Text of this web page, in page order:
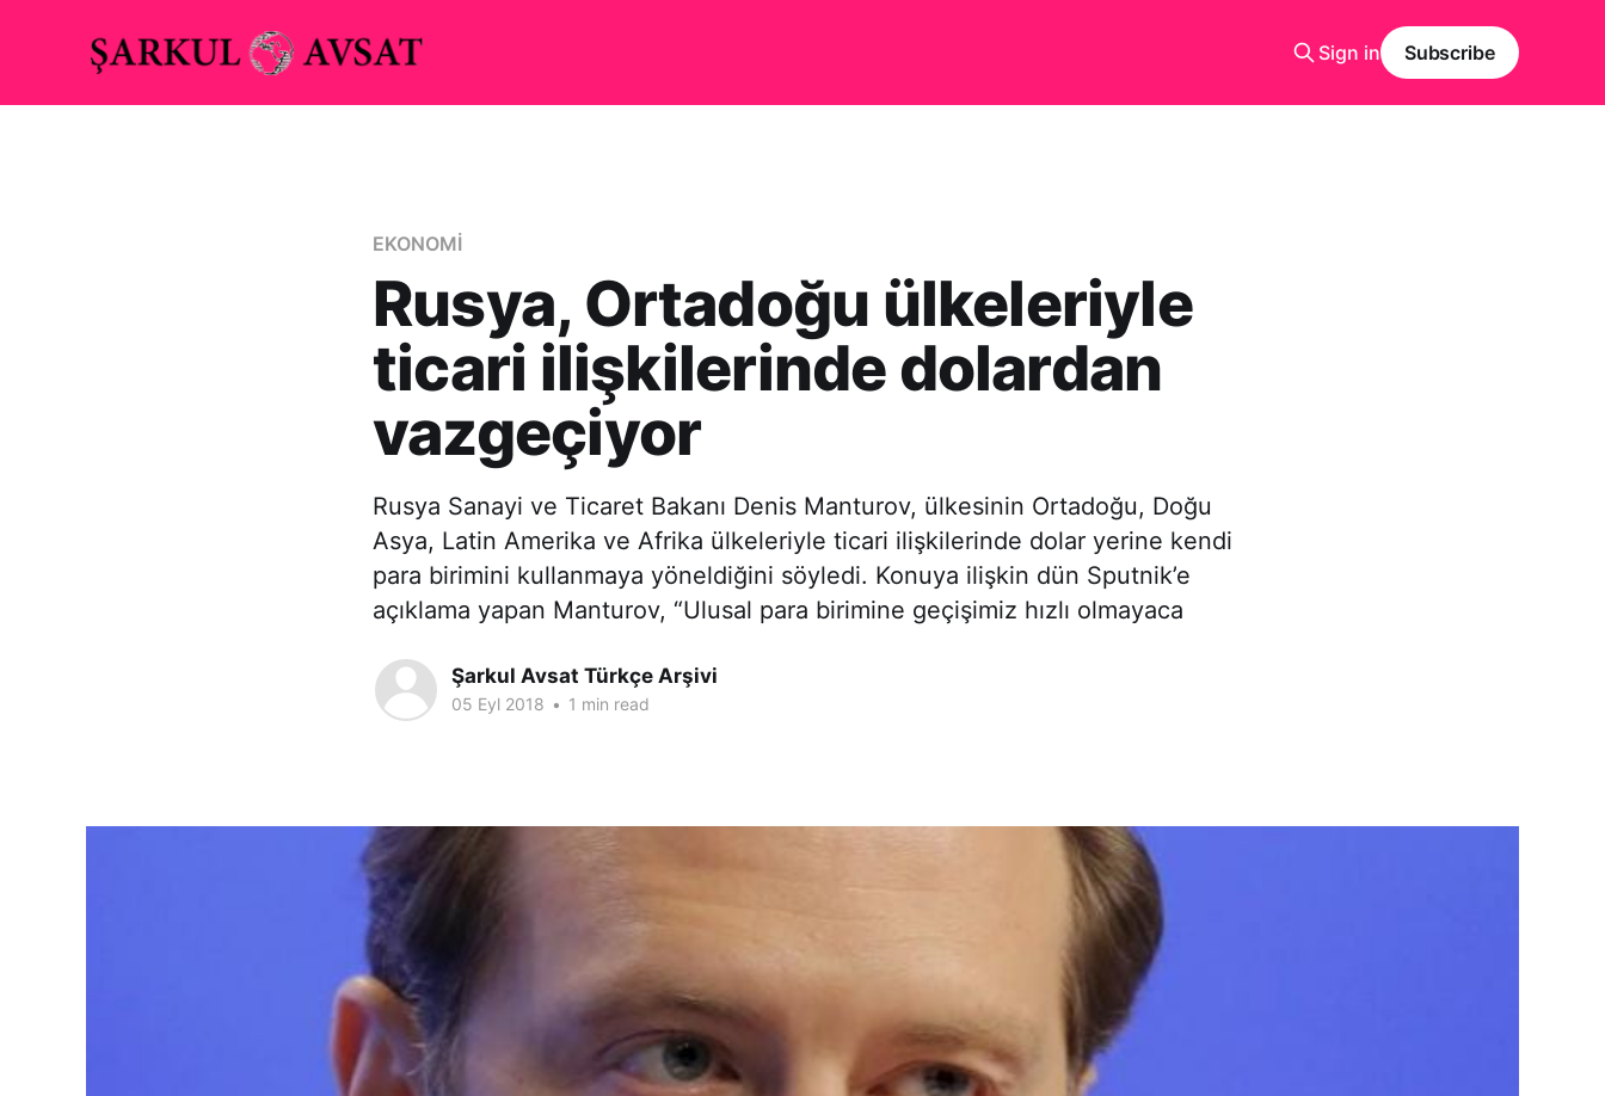
Sign in Subscribe
EKONOMİ
Rusya, Ortadoğu ülkeleriyle
ticari ilişkilerinde dolardan
vazgeçiyor
Rusya Sanayi ve Ticaret Bakanı Denis Manturov, ülkesinin Ortadoğu, Doğu
Asya, Latin Amerika ve Afrika ülkeleriyle ticari ilişkilerinde dolar yerine kendi
para birimini kullanmaya yöneldiğini söyledi. Konuya ilişkin dün Sputnik’e
açıklama yapan Manturov, “Ulusal para birimine geçişimiz hızlı olmayaca
Şarkul Avsat Türkçe Arşivi
05 Eyl 2018 • 1 min read